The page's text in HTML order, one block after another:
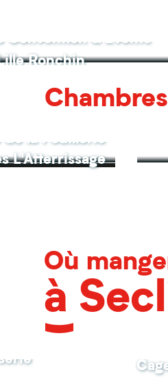
Convention & Events
Ronchin
de la Pouillerie
L'Atterrissage
Où
à